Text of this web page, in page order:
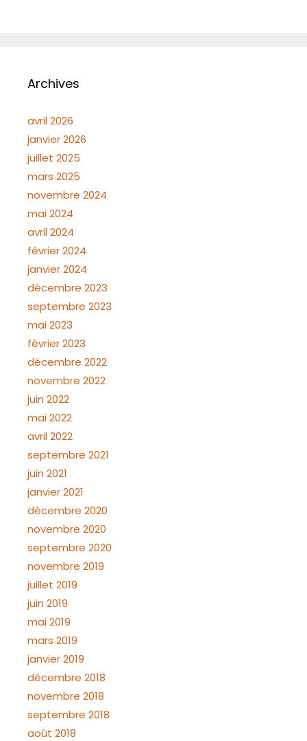
Archives
avril 2026
janvier 2026
juillet 2025
mars 2025
novembre 2024
mai 2024
avril 2024
février 2024
janvier 2024
décembre 2023
septembre 2023
mai 2023
février 2023
décembre 2022
novembre 2022
juin 2022
mai 2022
avril 2022
septembre 2021
juin 2021
janvier 2021
décembre 2020
novembre 2020
septembre 2020
novembre 2019
juillet 2019
juin 2019
mai 2019
mars 2019
janvier 2019
décembre 2018
novembre 2018
septembre 2018
août 2018